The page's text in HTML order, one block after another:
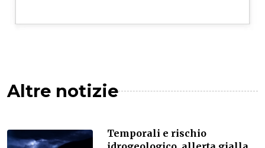
Altre notizie
Temporali e rischio